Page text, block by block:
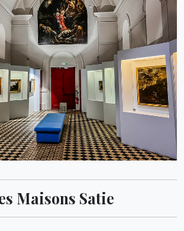
Maisons Satie